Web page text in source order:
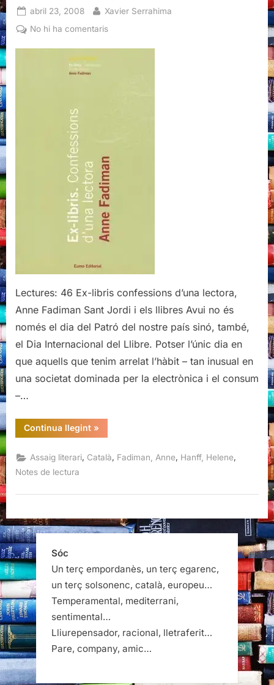
Posted
on
abril 23, 2008 By
Xavier Serrahima
No hi ha comentarisa
Lectures: 46 Ex-libris confessions d’una lectora,
Anne Fadiman Sant Jordi i els llibres Avui no és
només el dia del Patró del nostre país sinó, també,
el Dia Internacional del Llibre. Potser l’únic dia en
que aquells que tenim arrelat l’hàbit – tan inusual en
una societat dominada per la electrònica i el consum
–…
Continua llegint“Ex-
libris
d’una
lectora,
»
Assaig literari, Català, Fadiman, Anne, Hanff, Helene,
Notes de lectura
Sóc
Un terç empordanès, un terç egarenc,
un terç solsonenc, català, europeu…
Temperamental, mediterrani,
sentimental…
Lliurepensador, racional, lletraferit…
Pare, company, amic…